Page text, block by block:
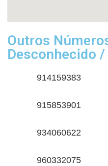
Outros
Desconhecido /
914159383
915853901
934060622
960332075